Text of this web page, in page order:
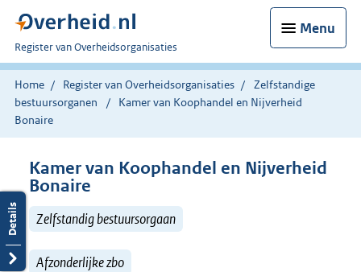
Menu
U
bent
nu
hier:
Register van Overheidsorganisaties
Home Register van Overheidsorganisaties
Zelfstandige
bestuursorganen
Kamer van Koophandel en Nijverheid
Bonaire
Kamer van Koophandel en Nijverheid
Bonaire
Zelfstandig bestuursorgaan
Afzonderlijke zbo